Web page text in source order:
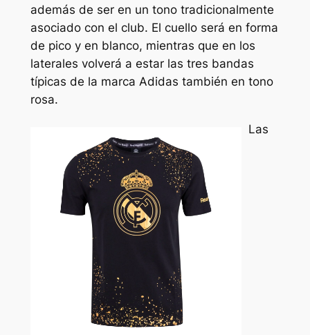
además de ser en un tono tradicionalmente
asociado con el club. El cuello será en forma
de pico y en blanco, mientras que en los
laterales volverá a estar las tres bandas
típicas de la marca Adidas también en tono
rosa.
Las